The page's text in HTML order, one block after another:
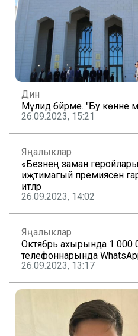
Дин
Мәүлид бәйрәме. "Бу көнне
26.09.2023, 15:21
Яңалыклар
«Безнең заман
иҗтимагый премиясенә
итәләр
26.09.2023, 14:02
Яңалыклар
Октябрь ахырында 1 000
телефоннарында
26.09.2023, 13:17